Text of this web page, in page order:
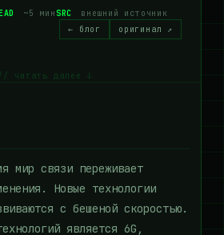
~5 минSRC
внешний источник
← блог
оригинал ↗
читать далее ↓
мир связи переживает
Новые технологии
с бешеной скоростью.
является 6G,